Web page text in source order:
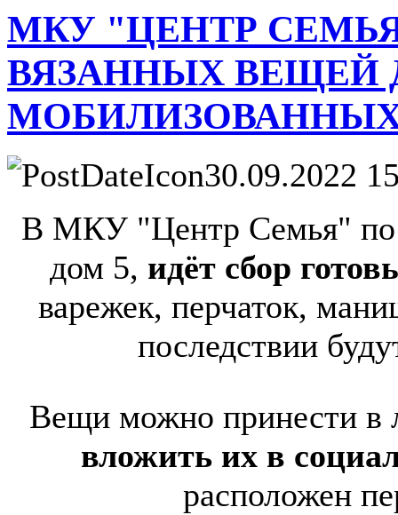
МКУ "ЦЕНТР
ВЯЗАННЫХ ВЕЩЕЙ
30.09.2022
В МКУ "Центр Семья" по
дом 5, идёт сбор
варежек, перчаток,
последствии
Вещи можно принести в
вложить их в
расположен